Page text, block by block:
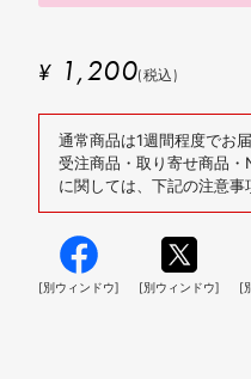
¥ 1,200(税込)
通常商品は1週間程度でお届
受注商品・取り寄せ商品
に関しては、下記の注意事
[別ウィンドウ] [別ウィンドウ] [